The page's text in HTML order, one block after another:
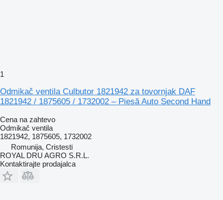
1
Odmikač ventila Culbutor 1821942 za tovornjak DAF
1821942 / 1875605 / 1732002 – Piesă Auto Second Hand
Cena na zahtevo
Odmikač ventila
1821942, 1875605, 1732002
Romunija, Cristesti
ROYAL DRU AGRO S.R.L.
Kontaktirajte prodajalca